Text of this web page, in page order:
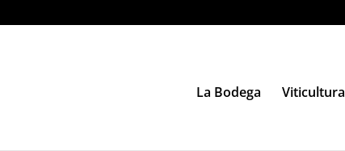
La Bodega Viticultura